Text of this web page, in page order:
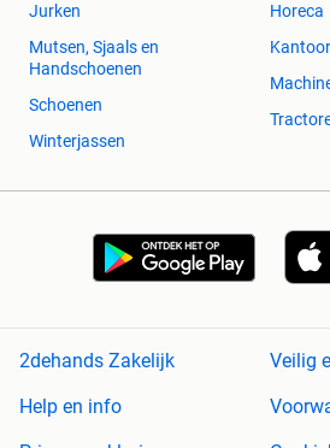
Jurken
Mutsen, Sjaals en
Handschoenen
Schoenen
Winterjassen
Horeca
2dehands Zakelijk
Veilig
Help en info